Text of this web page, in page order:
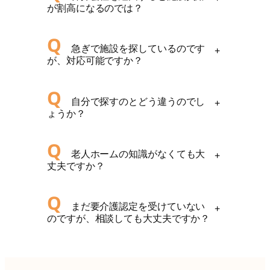
が割高になるのでは？
Q 急ぎで施設を探しているのです
が、対応可能ですか？
+
Q 自分で探すのとどう違うのでし
ょうか？
+
Q 老人ホームの知識がなくても大
丈夫ですか？
+
Q まだ要介護認定を受けていない
のですが、相談しても大丈夫ですか？
+